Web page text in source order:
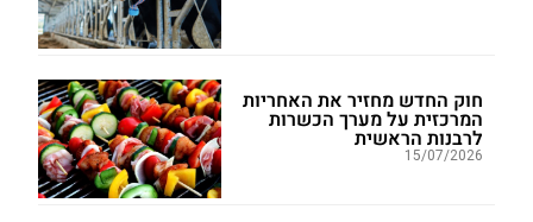
חוק החדש מחזיר את האחריות
המרכזית על מערך הכשרות
לרבנות הראשית
15/07/2026